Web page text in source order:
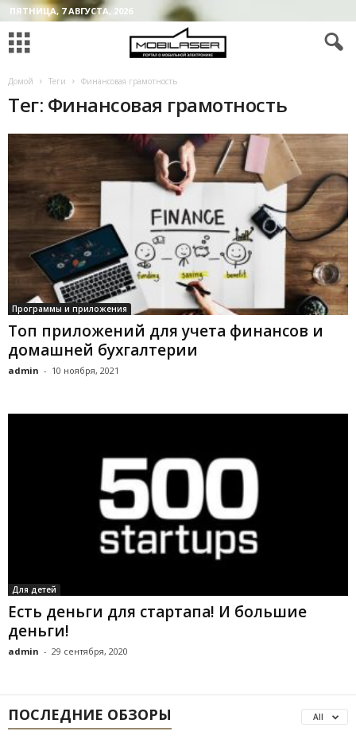
ПЯТНИЦА, 7 АВГУСТА, 2026
Домой Теги Финансовая грамотность
Тег: Финансовая грамотность
Программы и приложения
Топ приложений для учета финансов и
домашней бухгалтерии
admin - 10 ноября, 2021
Для детей
Есть деньги для стартапа! И большие
деньги!
admin - 29 сентября, 2020
ПОСЛЕДНИЕ ОБЗОРЫ All